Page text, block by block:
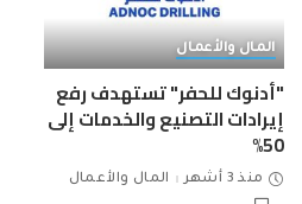
المال والأعمال
"أدنوك للحفر" تستهدف رفع
إيرادات التصنيع والخدمات إلى
50%
منذ 3 أشهر المال والأعمال